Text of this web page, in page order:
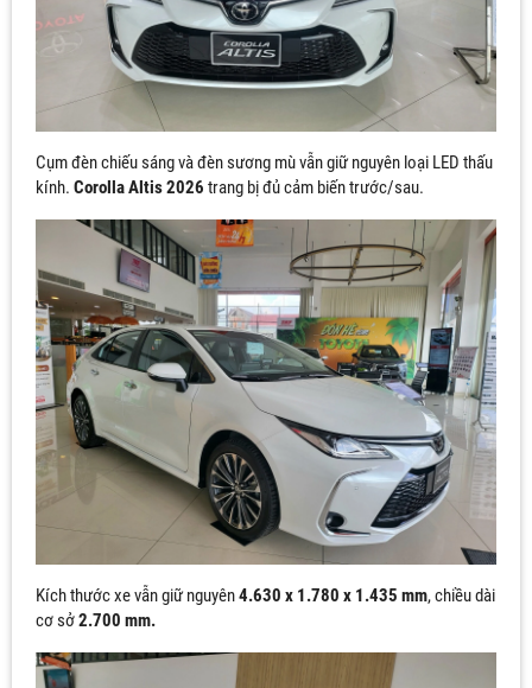
Cụm đèn chiếu sáng và đèn sương mù vẫn giữ nguyên loại LED thấu
kính. Corolla Altis 2026 trang bị đủ cảm biến trước/sau.
Kích thước xe vẫn giữ nguyên4.630 x 1.780 x 1.435 mm, chiều dài
cơ sở2.700 mm.